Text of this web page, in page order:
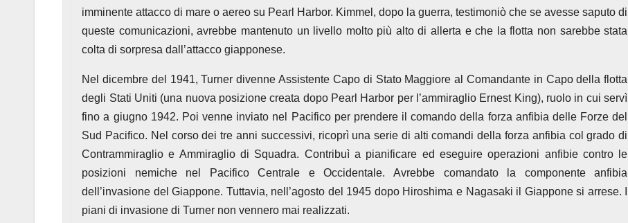
imminente attacco di mare o aereo su Pearl Harbor. Kimmel, dopo la guerra, testimoniò che se avesse saputo di
queste comunicazioni, avrebbe mantenuto un livello molto più alto di allerta e che la flotta non sarebbe stata
colta di sorpresa dall’attacco giapponese.
Nel dicembre del 1941, Turner divenne Assistente Capo di Stato Maggiore al Comandante in Capo della flotta
degli Stati Uniti (una nuova posizione creata dopo Pearl Harbor per l’ammiraglio Ernest King), ruolo in cui servì
fino a giugno 1942. Poi venne inviato nel Pacifico per prendere il comando della forza anfibia delle Forze del
Sud Pacifico. Nel corso dei tre anni successivi, ricoprì una serie di alti comandi della forza anfibia col grado di
Contrammiraglio e Ammiraglio di Squadra. Contribuì a pianificare ed eseguire operazioni anfibie contro le
posizioni nemiche nel Pacifico Centrale e Occidentale. Avrebbe comandato la componente anfibia
dell’invasione del Giappone. Tuttavia, nell’agosto del 1945 dopo Hiroshima e Nagasaki il Giappone si arrese. I
piani di invasione di Turner non vennero mai realizzati.